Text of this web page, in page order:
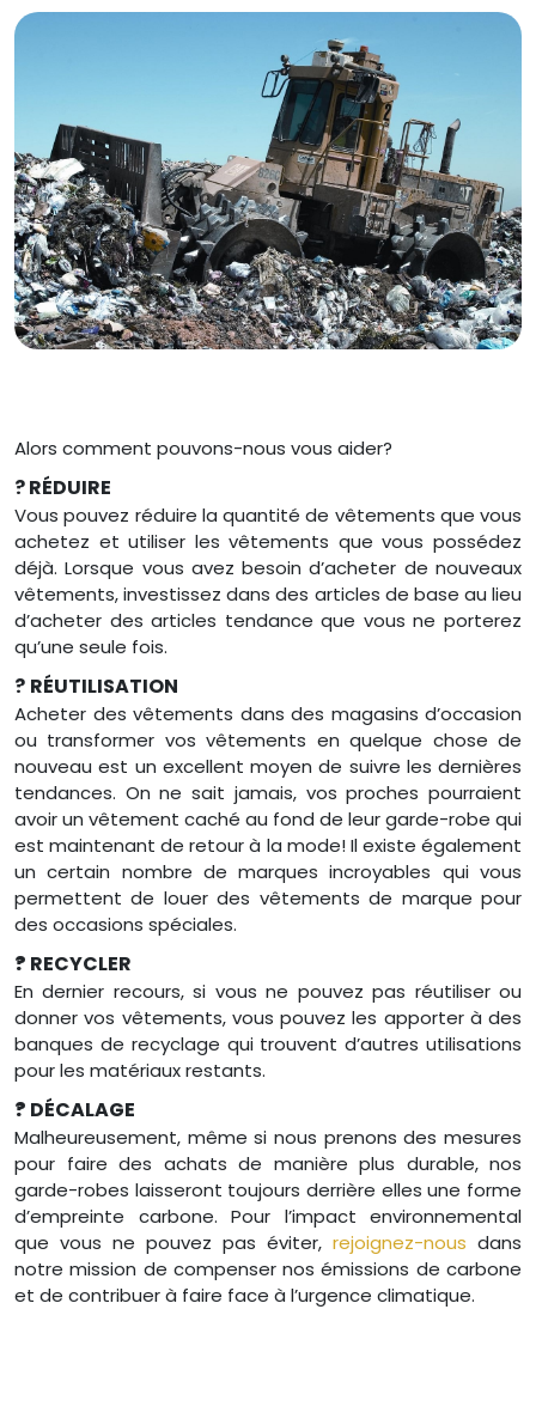
Alors comment pouvons-nous vous aider?
?RÉDUIRE
Vous pouvez réduire la quantité de vêtements que vous
achetez et utiliser les vêtements que vous possédez
déjà. Lorsque vous avez besoin d’acheter de nouveaux
vêtements, investissez dans des articles de base au lieu
d’acheter des articles tendance que vous ne porterez
qu’une seule fois.
? RÉUTILISATION
Acheter des vêtements dans des magasins d’occasion
ou transformer vos vêtements en quelque chose de
nouveau est un excellent moyen de suivre les dernières
tendances. On ne sait jamais, vos proches pourraient
avoir un vêtement caché au fond de leur garde-robe qui
est maintenant de retour à la mode! Il existe également
un certain nombre de marques incroyables qui vous
permettent de louer des vêtements de marque pour
des occasions spéciales.
? RECYCLER
En dernier recours, si vous ne pouvez pas réutiliser ou
donner vos vêtements, vous pouvez les apporter à des
banques de recyclage qui trouvent d’autres utilisations
pour les matériaux restants.
? DÉCALAGE
Malheureusement, même si nous prenons des mesures
pour faire des achats de manière plus durable, nos
garde-robes laisseront toujours derrière elles une forme
d’empreinte carbone. Pour l’impact environnemental
que vous ne pouvez pas éviter, rejoignez-nous dans
notre mission de compenser nos émissions de carbone
et de contribuer à faire face à l’urgence climatique.